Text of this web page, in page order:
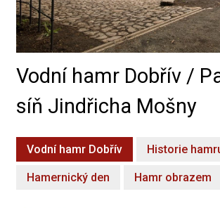
Vodní hamr Dobřív /
síň Jindřicha Mošny
Vodní hamr Dobřív Historie
Hamernický den Hamr obrazem